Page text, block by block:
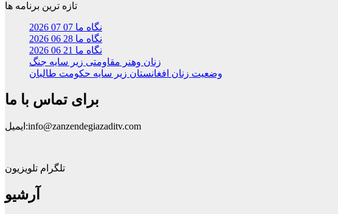
تازه ترین برنامه ها
نگاه ما 07 07 2026
نگاه ما 28 06 2026
نگاه ما 21 06 2026
زنان وهنر مقاومتی زیر سایه جنگ
وضعیت زنان افغانستان زیر سایه حکومت طالبان
برای تماس با ما
ایمیل:info@zanzendegiazaditv.com
تلگرام تلویزیون
آرشیو